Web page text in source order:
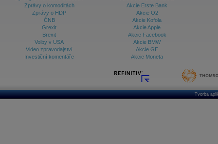
Zprávy o komoditách
Zprávy o HDP
ČNB
Grexit
Brexit
Volby v USA
Video zpravodajství
Investiční komentáře
Akcie Erste Bank
Akcie O2
Akcie Kofola
Akcie Apple
Akcie Facebook
Akcie BMW
Akcie GE
Akcie Moneta
Tvorba